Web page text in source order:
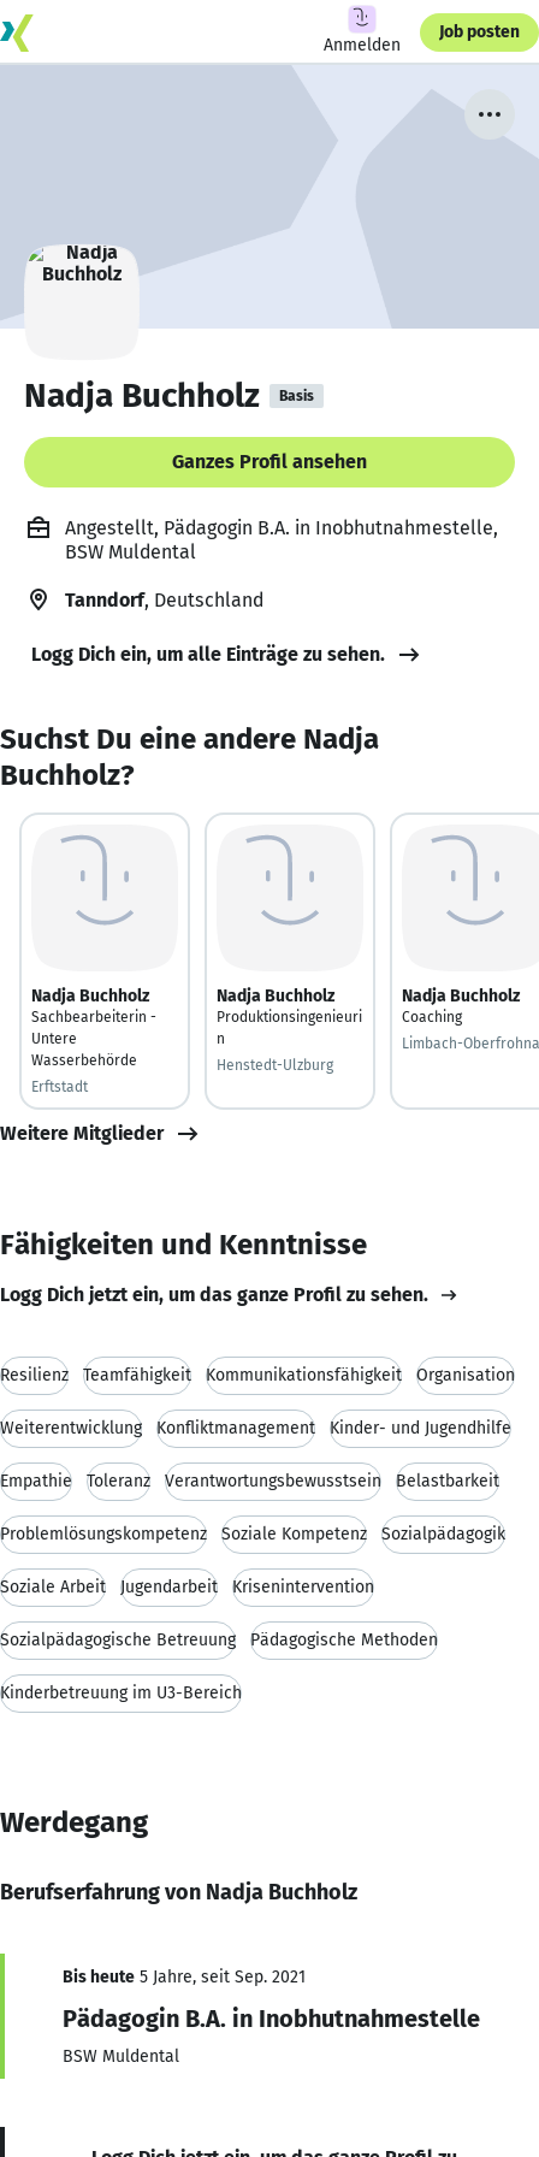
Anmelden
Job posten
Nadja Buchholz Basis
Ganzes Profil ansehen
Angestellt, Pädagogin B.A. in Inobhutnahmestelle,
BSW Muldental
Tanndorf, Deutschland
Logg Dich ein, um alle Einträge zu sehen.
Suchst Du eine andere Nadja
Buchholz?
Nadja Buchholz
Sachbearbeiterin -
Untere
Wasserbehörde
Erftstadt
Nadja Buchholz
Produktionsingenieuri
n
Henstedt-Ulzburg
Nadja Buchholz
Coaching
Limbach-Oberfrohna
Weitere Mitglieder
Fähigkeiten und Kenntnisse
Logg Dich jetzt ein, um das ganze Profil zu sehen.
Resilienz Teamfähigkeit Kommunikationsfähigkeit Organisation
Weiterentwicklung Konfliktmanagement Kinder- und Jugendhilfe
Empathie Toleranz Verantwortungsbewusstsein Belastbarkeit
Problemlösungskompetenz Soziale Kompetenz Sozialpädagogik
Soziale Arbeit Jugendarbeit Krisenintervention
Sozialpädagogische Betreuung Pädagogische Methoden
Kinderbetreuung im U3-Bereich
Werdegang
Berufserfahrung von Nadja Buchholz
Bis heute 5 Jahre, seit Sep. 2021
Pädagogin B.A. in Inobhutnahmestelle
BSW Muldental